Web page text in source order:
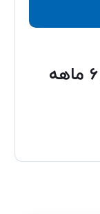
گزارش خدمات حمایتی در ۶ ماهه